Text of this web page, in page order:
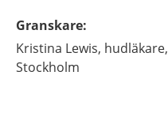
Granskare:
Kristina Lewis, hudläkare,
Stockholm